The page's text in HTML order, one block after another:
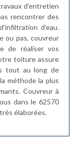
d’entretien
rencontrer des
d’eau.
ou pas, couvreur
de réaliser vos
toiture assure
tout au long de
méthode la plus
Couvreur à
dans le 62570
élaborées.